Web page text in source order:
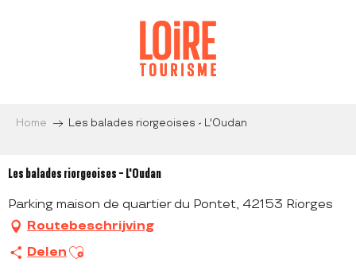
Home Les balades riorgeoises - L'Oudan
Les balades riorgeoises - L'Oudan
Parking maison de quartier du Pontet, 42153 Riorges
Routebeschrijving
Delen Ajouter aux favoris